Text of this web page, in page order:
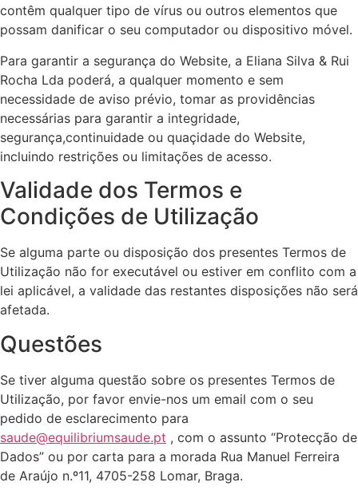
contêm qualquer tipo de vírus ou outros elementos que
possam danificar o seu computador ou dispositivo móvel.
Para garantir a segurança do Website, a Eliana Silva & Rui
Rocha Lda poderá, a qualquer momento e sem
necessidade de aviso prévio, tomar as providências
necessárias para garantir a integridade,
segurança,continuidade ou quaçidade do Website,
incluindo restrições ou limitações de acesso.
Validade dos Termos e
Condições de Utilização
Se alguma parte ou disposição dos presentes Termos de
Utilização não for executável ou estiver em conflito com a
lei aplicável, a validade das restantes disposições não será
afetada.
Questões
Se tiver alguma questão sobre os presentes Termos de
Utilização, por favor envie-nos um email com o seu
pedido de esclarecimento para
saude@equilibriumsaude.pt , com o assunto “Protecção de
Dados” ou por carta para a morada Rua Manuel Ferreira
de Araújo n.º11, 4705-258 Lomar, Braga.